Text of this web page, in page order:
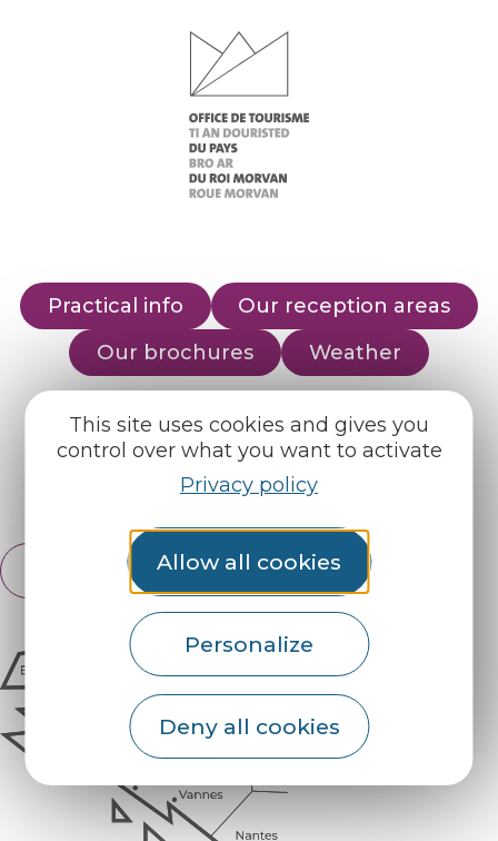
This site uses cookies and gives you
control over what you want to activate
Privacy policy
Allow all cookies
Personalize
Deny all cookies
Practical info
Our reception areas
Our brochures
Weather
Find us on :
Espace pro Partners
English
Français